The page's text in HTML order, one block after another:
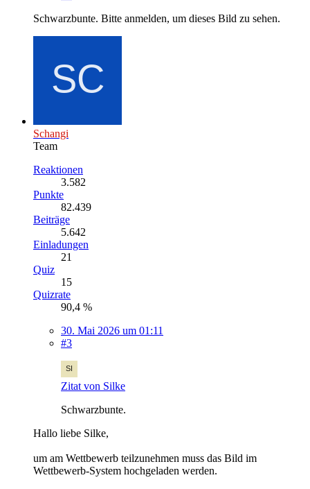
Schwarzbunte. Bitte anmelden, um dieses Bild zu sehen.
Schangi
Team
Reaktionen
3.582
Punkte
82.439
Beiträge
5.642
Einladungen
21
Quiz
15
Quizrate
90,4 %
30. Mai 2026 um 01:11
#3
Zitat von Silke
Schwarzbunte.
Hallo liebe Silke,
um am Wettbewerb teilzunehmen muss das Bild im
Wettbewerb-System hochgeladen werden.